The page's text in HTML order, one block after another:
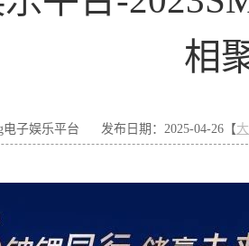
相
电子娱乐平台 发布日期：2025-04-26【大